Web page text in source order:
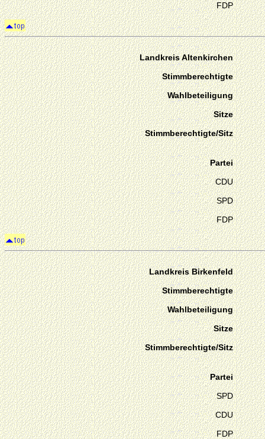
FDP
Landkreis Altenkirchen
Stimmberechtigte
Wahlbeteiligung
Sitze
Stimmberechtigte/Sitz
Partei
CDU
SPD
FDP
Landkreis Birkenfeld
Stimmberechtigte
Wahlbeteiligung
Sitze
Stimmberechtigte/Sitz
Partei
SPD
CDU
FDP